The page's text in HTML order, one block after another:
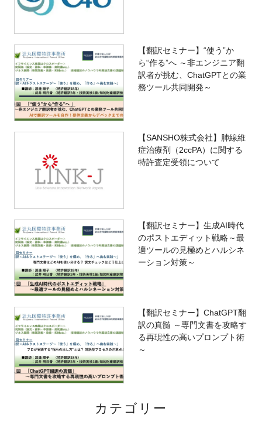
【翻訳セミナー】“使う”か
ら“作る”へ ～非エンジニア翻
訳者が挑む、ChatGPTとの業
務ツール共同開発～
【SANSHO株式会社】肺線維
症治療剤（2ccPA）に関する
特許査定受領について
【翻訳セミナー】生成AI時代
のポストエディット戦略～最
適ツールの見極めとハルシネ
ーション対策～
【翻訳セミナー】ChatGPT翻
訳の真髄 ～専門文書を攻略す
る再現性の高いプロンプト術
～
カテゴリー